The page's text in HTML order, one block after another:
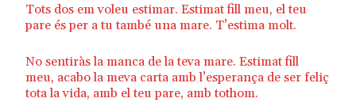
Tots dos em voleu estimar. Estimat fill meu, el teu
pare és per a tu també una mare. T’estima molt.
No sentiràs la manca de la teva mare. Estimat fill
meu, acabo la meva carta amb l’esperança de ser feliç
tota la vida, amb el teu pare, amb tothom.